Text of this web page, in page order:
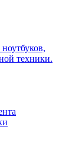
техники.